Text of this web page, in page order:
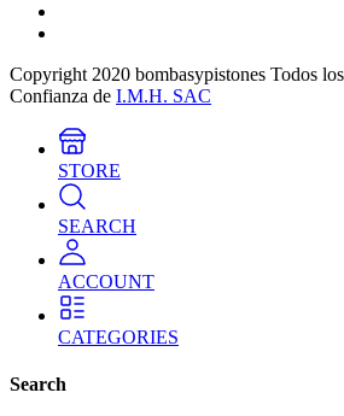
Copyright 2020 bombasypistones Todos
Confianza de I.M.H. SAC
STORE
SEARCH
ACCOUNT
CATEGORIES
Search